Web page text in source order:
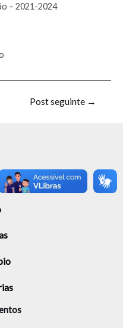
– 2021-2024
Post seguinte →